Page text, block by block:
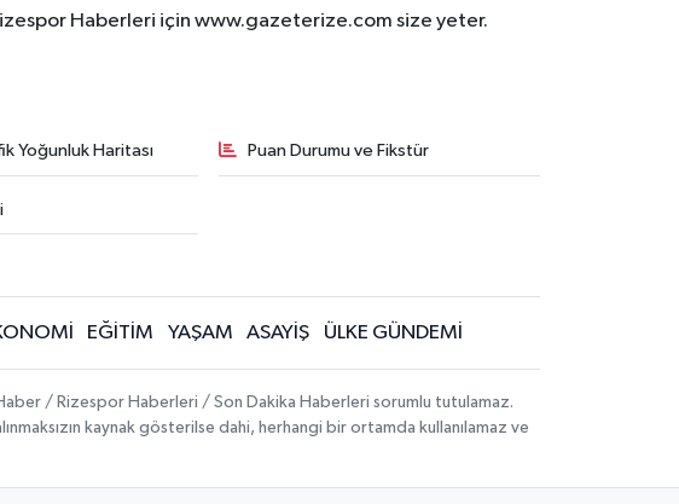
Haberleri için www.gazeterize.com size yeter.
Yoğunluk Haritası Puan Durumu ve Fikstür
EĞİTİM YAŞAM ASAYİŞ ÜLKE GÜNDEMİ
/ Rizespor Haberleri / Son Dakika Haberleri sorumlu tutulamaz.
kaynak gösterilse dahi, herhangi bir ortamda kullanılamaz ve